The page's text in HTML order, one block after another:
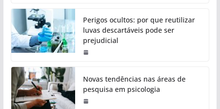
Perigos ocultos: por que reutilizar
luvas descartáveis pode ser
prejudicial
Novas tendências nas áreas de
pesquisa em psicologia